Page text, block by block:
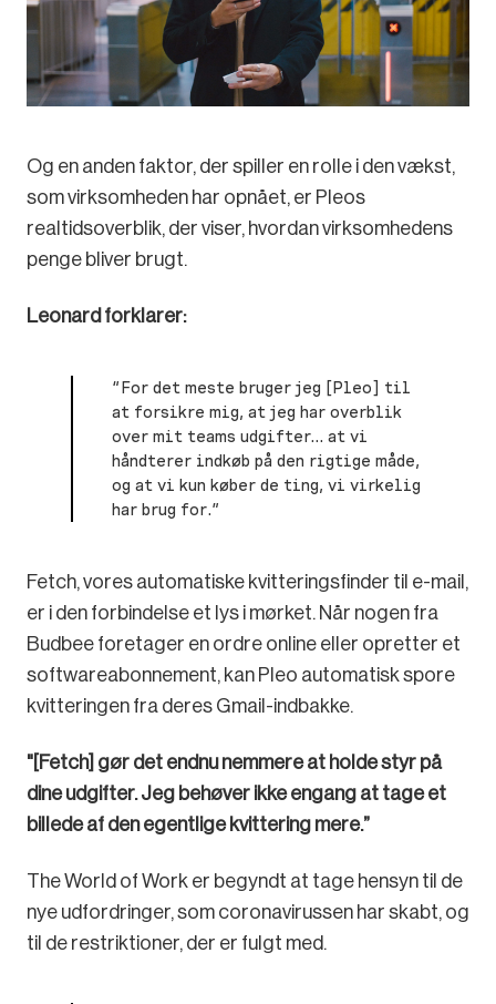
Og en anden faktor, der spiller en rolle i den vækst,
som virksomheden har opnået, er Pleos
realtidsoverblik, der viser, hvordan virksomhedens
penge bliver brugt.
Leonard forklarer:
“For det meste bruger jeg [Pleo] til
at forsikre mig, at jeg har overblik
over mit teams udgifter… at vi
håndterer indkøb på den rigtige måde,
og at vi kun køber de ting, vi virkelig
har brug for.”
Fetch, vores automatiske kvitteringsfinder til e-mail,
er i den forbindelse et lys i mørket. Når nogen fra
Budbee foretager en ordre online eller opretter et
softwareabonnement, kan Pleo automatisk spore
kvitteringen fra deres Gmail-indbakke.
"[Fetch] gør det endnu nemmere at holde styr på
dine udgifter. Jeg behøver ikke engang at tage et
billede af den egentlige kvittering mere.”
The World of Work er begyndt at tage hensyn til de
nye udfordringer, som coronavirussen har skabt, og
til de restriktioner, der er fulgt med.